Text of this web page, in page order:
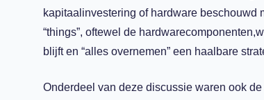
kapitaalinvestering of hardware beschouwd
“things”, oftewel de
blijft en “alles overnemen” een haalbare
Onderdeel van deze discussie waren ook